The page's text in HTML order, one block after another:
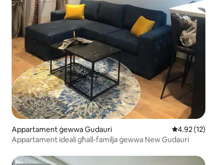
Appartament ġewwa Gudauri Rating
4.92 (12)
Appartament ideali għall-familja ġewwa New Gudauri